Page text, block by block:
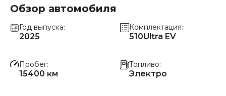
Обзор автомобиля
Год выпуска
2025
Комплектация
510Ultra EV
Пробег
15400 км
Топливо
Электро